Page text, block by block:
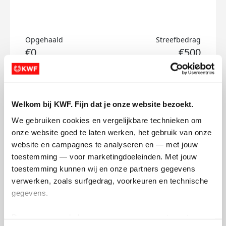
Welkom bij KWF. Fijn dat je onze website bezoekt.
We gebruiken cookies en vergelijkbare technieken om
onze website goed te laten werken, het gebruik van onze
website en campagnes te analyseren en — met jouw
toestemming — voor marketingdoeleinden. Met jouw
toestemming kunnen wij en onze partners gegevens
verwerken, zoals surfgedrag, voorkeuren en technische
gegevens.
Opgehaald
€0
Streefbedrag
€500
Doneer
Renee's badges